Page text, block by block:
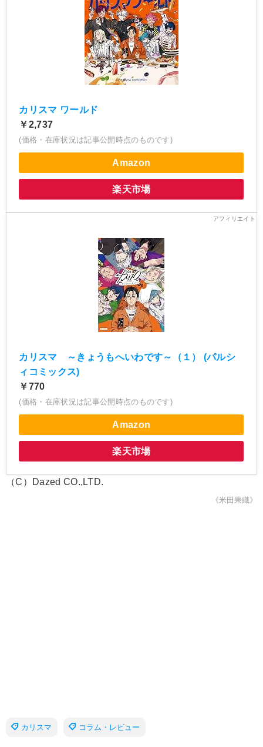
カリスマ ワールド
￥2,737
(価格・在庫状況は記事公開時点のものです)
Amazon
楽天市場
カリスマ ～きょうもへいわです～（１） (パルシ
ィコミックス)
￥770
(価格・在庫状況は記事公開時点のものです)
Amazon
楽天市場
（C）Dazed CO.,LTD.
《米田果織》
カリスマ コラム・レビュー